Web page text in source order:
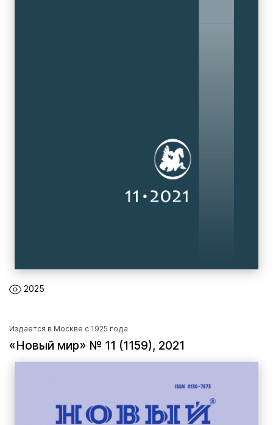
2025
Издается в Москве с 1925 года
«Новый мир» № 11 (1159), 2021